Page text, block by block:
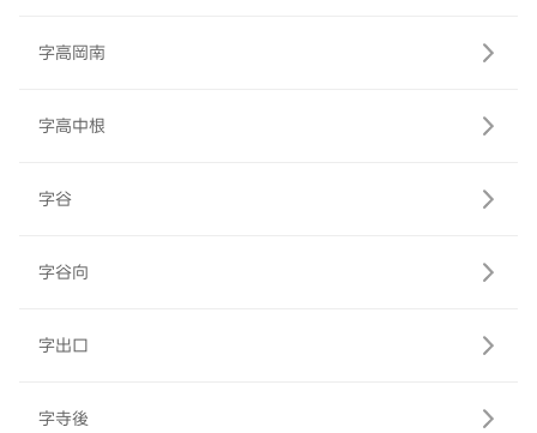
字高岡南
字高中根
字谷
字谷向
字出口
字寺後